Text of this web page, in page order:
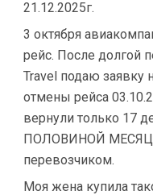
21.12.2025г.
3 октября
рейс. После долгой
Travel подаю заявку
отмены рейса
вернули только 17
ПОЛОВИНОЙ
перевозчиком.
Моя жена купила